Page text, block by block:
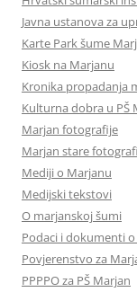
Javna ustanova za
Karte Park šume
Kiosk na Marjanu
Kronika propadanja
Kulturna dobra u PŠ
Marjan fotografije
Marjan stare
Mediji o Marjanu
Medijski tekstovi
O marjanskoj šumi
Podaci i dokumenti
Povjerenstvo za
PPPPO za PŠ Marjan